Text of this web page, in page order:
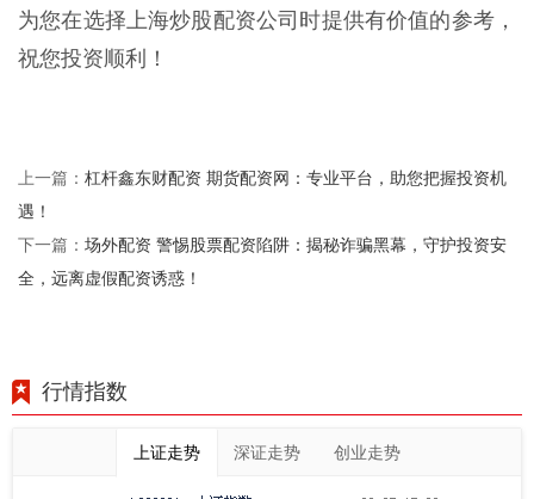
为您在选择上海炒股配资公司时提供有价值的参考，
祝您投资顺利！
上一篇： 杠杆鑫东财配资 期货配资网：专业平台，助您把握投资机
遇！
下一篇： 场外配资 警惕股票配资陷阱：揭秘诈骗黑幕，守护投资安
全，远离虚假配资诱惑！
行情指数
上证走势 深证走势 创业走势